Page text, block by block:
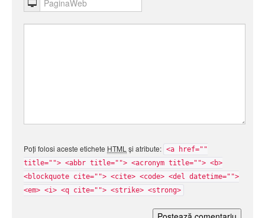
Poți folosi aceste etichete HTML și atribute: <a href=""
title=""> <abbr title=""> <acronym title=""> <b>
<blockquote cite=""> <cite> <code> <del datetime="">
<em> <i> <q cite=""> <strike> <strong>